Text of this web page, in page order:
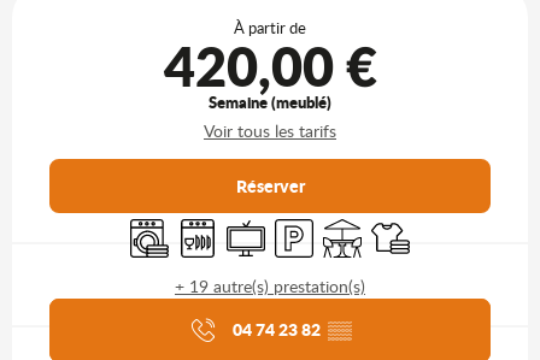
À partir de
420,00 €
Semaine (meublé)
Voir tous les tarifs
Réserver
Lave lingeLave vaisselle
TélévisionParkingTerrasseDraps et linge
+ 19 autre(s) prestation(s)
Agenda du moment
04 74 23 82 ▒▒